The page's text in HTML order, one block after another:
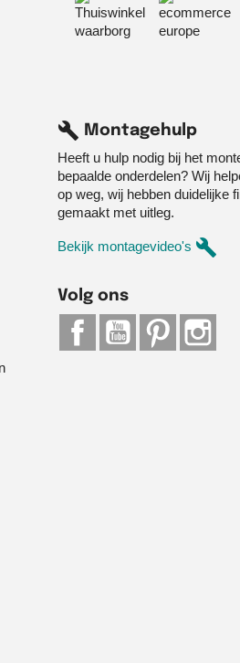
build Montagehulp
Heeft u hulp nodig bij het
bepaalde onderdelen? Wij
op weg, wij hebben duidelijke
gemaakt met uitleg.
Bekijk montagevideo's build
Volg ons
FacebookYouTubePinterest